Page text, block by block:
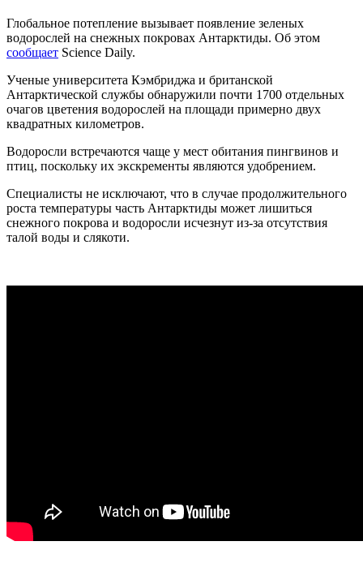
Глобальное потепление вызывает появление зеленых
водорослей на снежных покровах Антарктиды. Об этом
сообщает Science Daily.
Ученые университета Кэмбриджа и британской
Антарктической службы обнаружили почти 1700 отдельных
очагов цветения водорослей на площади примерно двух
квадратных километров.
Водоросли встречаются чаще у мест обитания пингвинов и
птиц, поскольку их экскременты являются удобрением.
Специалисты не исключают, что в случае продолжительного
роста температуры часть Антарктиды может лишиться
снежного покрова и водоросли исчезнут из-за отсутствия
талой воды и слякоти.